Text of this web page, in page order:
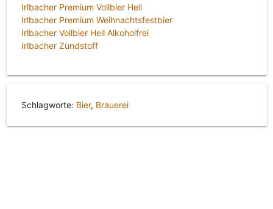
Irlbacher Premium Vollbier Hell
Irlbacher Premium Weihnachtsfestbier
Irlbacher Vollbier Hell Alkoholfrei
Irlbacher Zündstoff
Schlagworte: Bier, Brauerei